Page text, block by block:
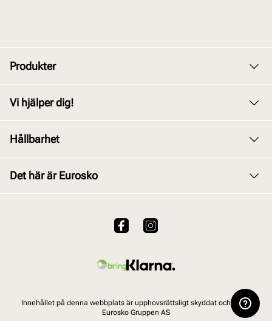
Produkter
Barn
Vi hjälper dig!
Köpvillkor
Användarvillkor för webbplatsen
Hållbarhet
Det här är Eurosko
Innehållet på denna webbplats är upphovsrättsligt skyddat och tillhör
Eurosko Gruppen AS